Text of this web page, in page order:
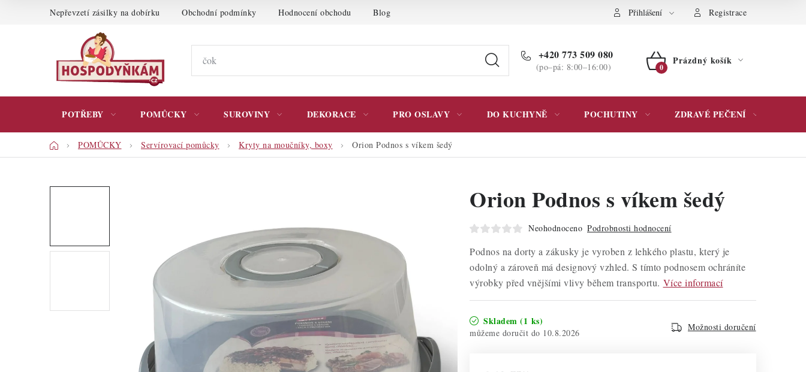
Nepřevzetí zásilky na dobírku Obchodní podmínky Hodnocení obchodu Blog Podmínky ochrany osobních údajů Přihlášení Registrace
+420 773 509 080
(po–pá: 8:00–16:00)
NÁKUPNÍ
Prázdný košík
POTŘEBY POMŮCKY SUROVINY DEKORACE PRO OSLAVY DO KUCHYNĚ POCHUTINY ZDRAVÉ PEČENÍ
DomůPOMŮCKY Servírovací pomůcky Kryty na moučníky, boxy Orion Podnos s víkem šedý
Orion Podnos s víkem šedý
Neohodnoceno Podrobnosti hodnocení
Podnos na dorty a zákusky je vyroben z lehkého plastu, který je
odolný a zároveň má designový vzhled. S tímto podnosem ochráníte
výrobky před vnějšími vlivy během transportu. Více informací
Skladem (1 ks)
10.8.2026
Možnosti doručení